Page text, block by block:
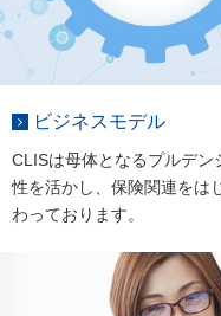
ビジネスモデル
CLISは母体となるプルデ
性を活かし、保険関連をは
わっております。